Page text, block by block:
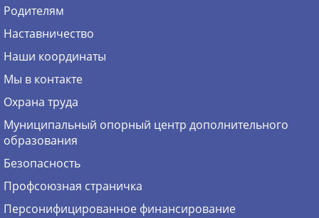
Родителям
Наставничество
Наши координаты
Мы в контакте
Охрана труда
Муниципальный опорный центр дополнительного
образования
Безопасность
Профсоюзная страничка
Персонифицированное финансирование